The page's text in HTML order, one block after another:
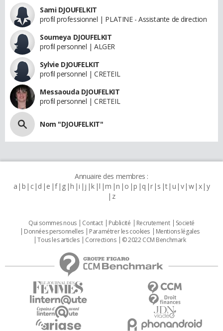
Sami DJOUFELKIT
profil professionnel | PLATINE - Assistante de direction
Soumeya DJOUFELKIT
profil personnel | ALGER
Sylvie DJOUFELKIT
profil personnel | CRETEIL
Messaouda DJOUFELKIT
profil personnel | CRETEIL
Nom "DJOUFELKIT"
Annuaire des membres :
a b c d e f g h i j k l m n o p q r s t u v w x y
z
Qui sommes nous Contact Publicité Recrutement
Societé
Données personnelles
Paramétrer les cookies
Mentions légales
Tous les articles
Corrections © 2022 CCM Benchmark